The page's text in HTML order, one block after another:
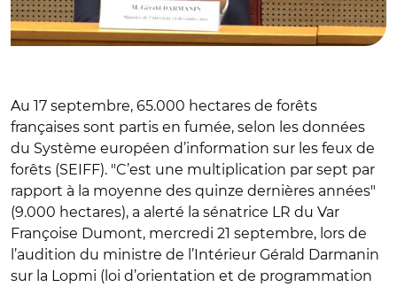
Au 17 septembre, 65.000 hectares de forêts
françaises sont partis en fumée, selon les données
du Système européen d’information sur les feux de
forêts (SEIFF). "C’est une multiplication par sept par
rapport à la moyenne des quinze dernières années"
(9.000 hectares), a alerté la sénatrice LR du Var
Françoise Dumont, mercredi 21 septembre, lors de
l’audition du ministre de l’Intérieur Gérald Darmanin
sur la Lopmi (loi d’orientation et de programmation